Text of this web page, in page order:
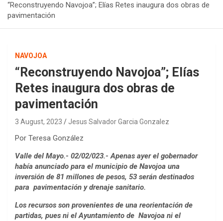
“Reconstruyendo Navojoa”; Elías Retes inaugura dos obras de
pavimentación
NAVOJOA
“Reconstruyendo Navojoa”; Elías
Retes inaugura dos obras de
pavimentación
3 August, 2023 Jesus Salvador Garcia Gonzalez
Por Teresa González
Valle del Mayo.- 02/02/023.- Apenas ayer el gobernador
había anunciado para el municipio de Navojoa una
inversión de 81 millones de pesos, 53 serán destinados
para pavimentación y drenaje sanitario.
Los recursos son provenientes de una reorientación de
partidas, pues ni el Ayuntamiento de Navojoa ni el